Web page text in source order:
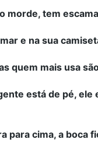
morde, tem
e na sua
quem mais usa
está de pé,
para cima, a boca